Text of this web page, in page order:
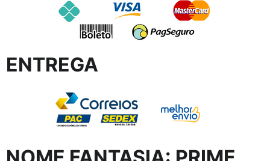
ENTREGA